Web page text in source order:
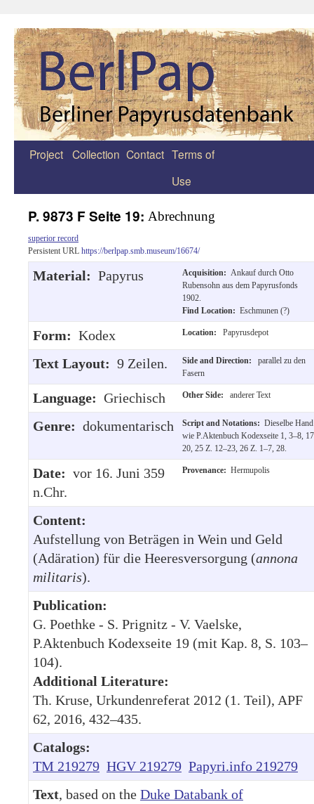
Zum
Project Collection Contact Terms of
Use
P. 9873 F Seite 19: Abrechnung
superior record
Persistent URL https://berlpap.smb.museum/16674/
Material: Papyrus Acquisition: Ankauf durch Otto
Rubensohn aus dem Papyrusfonds
1902.
Find Location: Eschmunen (?)
Form: Kodex Location: Papyrusdepot
Text Layout: 9 Zeilen. Side and Direction:
parallel zu den
Fasern
Language: Griechisch Other Side: anderer Text
Genre: dokumentarisch Script and Notations: Dieselbe Hand
wie P.Aktenbuch Kodexseite 1, 3–8,
20, 25 Z. 12–23, 26 Z. 1–7, 28.
Date: vor 16. Juni 359
n.Chr.
Provenance: Hermupolis
Content:
Aufstellung von Beträgen in Wein und Geld
(Adäration) für die Heeresversorgung (annona
militaris).
Publication:
G. Poethke - S. Prignitz - V. Vaelske,
P.Aktenbuch Kodexseite 19 (mit Kap. 8, S. 103–
104).
Additional Literature:
Th. Kruse, Urkundenreferat 2012 (1. Teil), APF
62, 2016, 432–435.
Catalogs:
TM 219279 HGV 219279 Papyri.info 219279
Text, based on the Duke Databank of